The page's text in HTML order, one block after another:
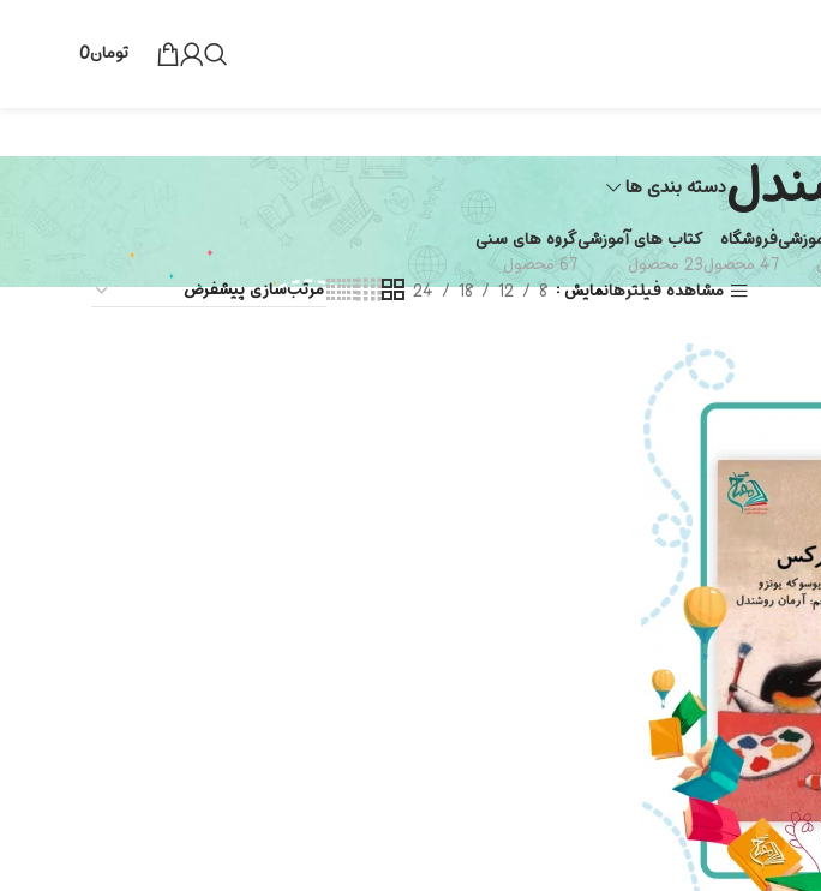
تومان0
دسته بندی ها
فروشگاه
47 محصول
کتاب های آموزشی
23 محصول
گروه های سنی
67 محصول
مشاهده فیلترهانمایش 8
12
18
24